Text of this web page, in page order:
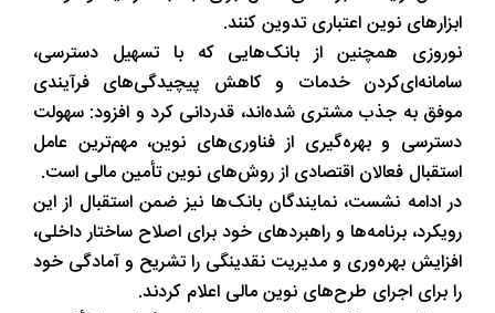
ابزارهای نوین اعتباری تدوین کنند.
نوروزی همچنین از بانک‌هایی که با تسهیل دسترسی،
سامانه‌ای‌کردن خدمات و کاهش پیچیدگی‌های فرآیندی
موفق به جذب مشتری شده‌اند، قدردانی کرد و افزود: سهولت
دسترسی و بهره‌گیری از فناوری‌های نوین، مهم‌ترین عامل
استقبال فعالان اقتصادی از روش‌های نوین تأمین مالی است.
در ادامه نشست، نمایندگان بانک‌ها نیز ضمن استقبال از این
رویکرد، برنامه‌ها و راهبردهای خود برای اصلاح ساختار داخلی،
افزایش بهره‌وری و مدیریت نقدینگی را تشریح و آمادگی خود
را برای اجرای طرح‌های نوین مالی اعلام کردند.